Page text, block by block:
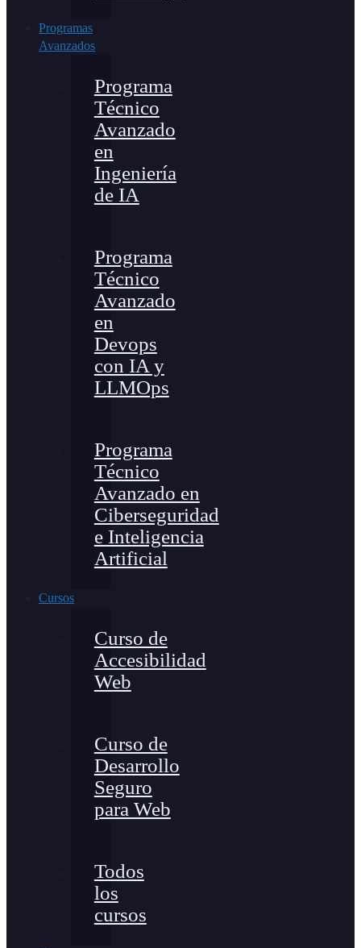
Programas
Avanzados
Programa
Técnico
Avanzado
en
Ingeniería
de IA
Programa
Técnico
Avanzado
en
Devops
con IA y
LLMOps
Programa
Técnico
Avanzado en
Ciberseguridad
e Inteligencia
Artificial
Cursos
Curso de
Accesibilidad
Web
Curso de
Desarrollo
Seguro
para Web
Todos
los
cursos